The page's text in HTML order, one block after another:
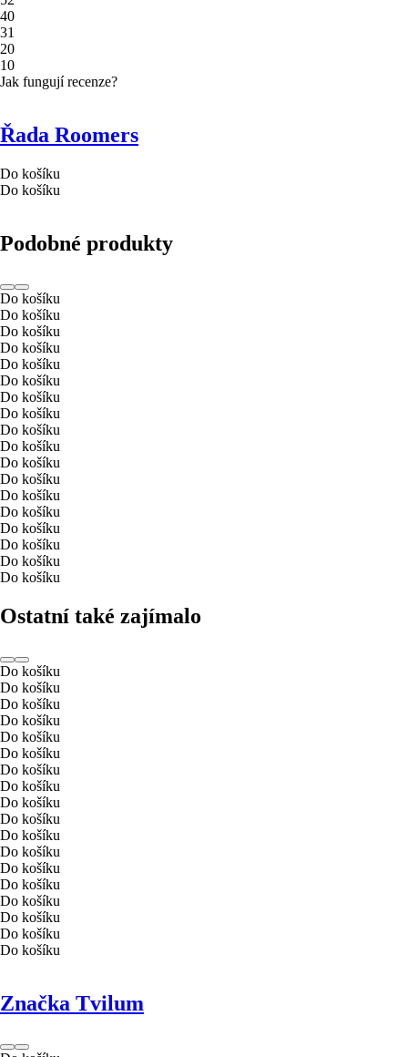
40
31
20
10
Jak fungují recenze?
Řada Roomers
Do košíku
Do košíku
Podobné produkty
Do košíku
Do košíku
Do košíku
Do košíku
Do košíku
Do košíku
Do košíku
Do košíku
Do košíku
Do košíku
Do košíku
Do košíku
Do košíku
Do košíku
Do košíku
Do košíku
Do košíku
Do košíku
Ostatní také zajímalo
Do košíku
Do košíku
Do košíku
Do košíku
Do košíku
Do košíku
Do košíku
Do košíku
Do košíku
Do košíku
Do košíku
Do košíku
Do košíku
Do košíku
Do košíku
Do košíku
Do košíku
Do košíku
Značka Tvilum